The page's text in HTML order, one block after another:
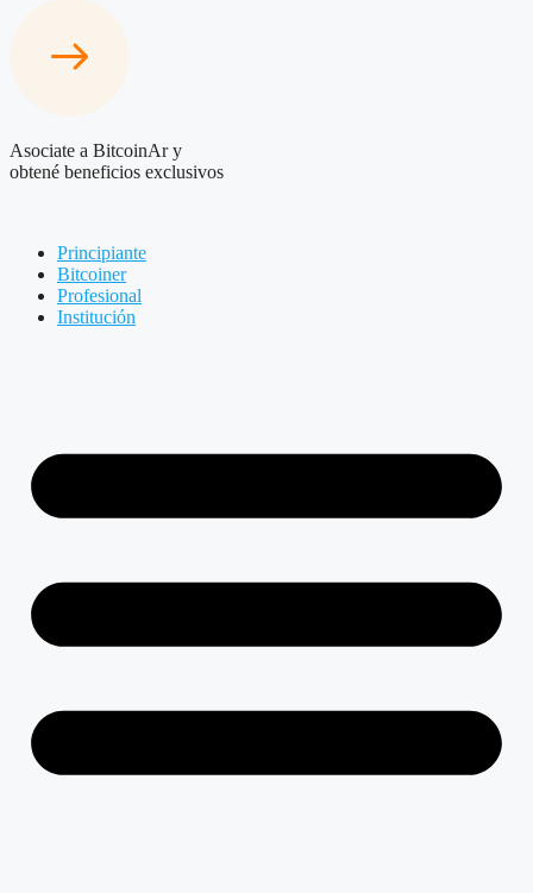
Asociate a BitcoinAr y
obtené beneficios exclusivos
Principiante
Bitcoiner
Profesional
Institución